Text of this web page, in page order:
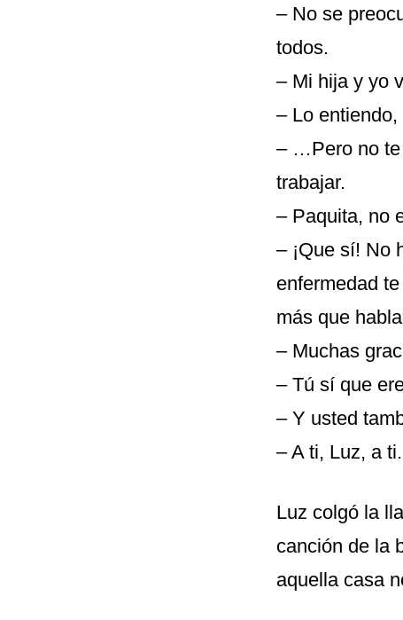
– No se
todos.
– Mi hija y yo
– Lo entiendo,
– …Pero no te
trabajar.
– Paquita, no
– ¡Que sí! No
enfermedad
más que
– Muchas
– Tú sí que
– Y usted
– A ti, Luz, a ti.
Luz colgó la
canción de la
aquella casa